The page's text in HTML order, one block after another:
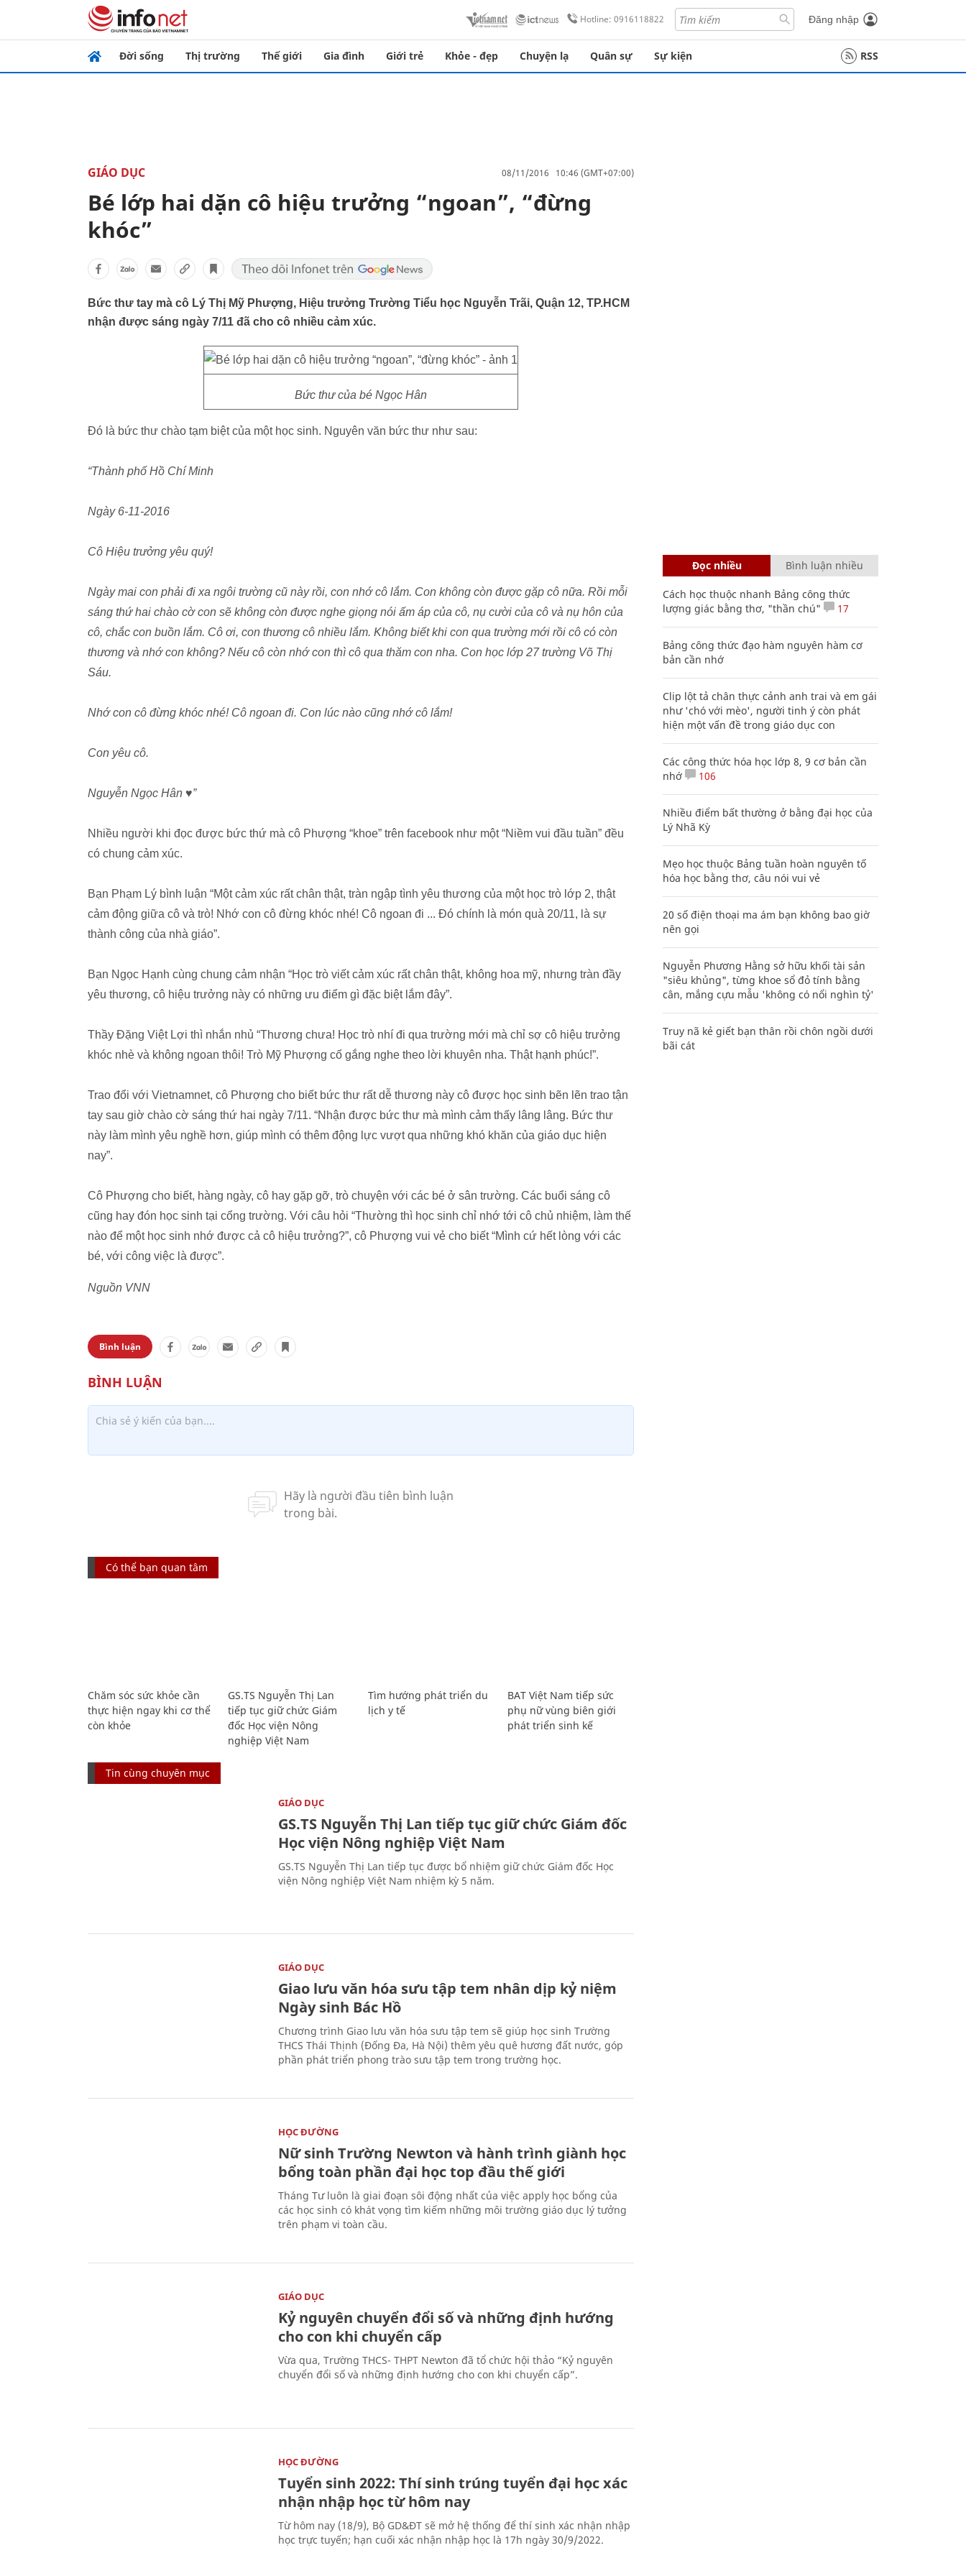
Hotline: 0916118822 Đăng nhập
Đời sống Thị trường Thế giới Gia đình Giới trẻ Khỏe - đẹp Chuyện lạ Quân sự Sự kiện RSS
GIÁO DỤC 08/11/2016 10:46 (GMT+07:00)
Bé lớp hai dặn cô hiệu trưởng “ngoan”, “đừng
khóc”
Bức thư tay mà cô Lý Thị Mỹ Phượng, Hiệu trưởng Trường Tiểu học Nguyễn Trãi, Quận 12, TP.HCM
nhận được sáng ngày 7/11 đã cho cô nhiều cảm xúc.
Bức thư của bé Ngọc Hân
Đó là bức thư chào tạm biệt của một học sinh. Nguyên văn bức thư như sau:
“Thành phố Hồ Chí Minh
Ngày 6-11-2016
Cô Hiệu trưởng yêu quý!
Ngày mai con phải đi xa ngôi trường cũ này rồi, con nhớ cô lắm. Con không còn được gặp cô nữa. Rồi mỗi
sáng thứ hai chào cờ con sẽ không còn được nghe giọng nói ấm áp của cô, nụ cười của cô và nụ hôn của
cô, chắc con buồn lắm. Cô ơi, con thương cô nhiều lắm. Không biết khi con qua trường mới rồi cô có còn
thương và nhớ con không? Nếu cô còn nhớ con thì cô qua thăm con nha. Con học lớp 27 trường Võ Thị
Sáu.
Nhớ con cô đừng khóc nhé! Cô ngoan đi. Con lúc nào cũng nhớ cô lắm!
Con yêu cô.
Nguyễn Ngọc Hân ♥”
Nhiều người khi đọc được bức thứ mà cô Phượng “khoe” trên facebook như một “Niềm vui đầu tuần” đều
có chung cảm xúc.
Bạn Phạm Lý bình luận “Một cảm xúc rất chân thật, tràn ngập tình yêu thương của một học trò lớp 2, thật
cảm động giữa cô và trò! Nhớ con cô đừng khóc nhé! Cô ngoan đi ... Đó chính là món quà 20/11, là sự
thành công của nhà giáo”.
Bạn Ngọc Hạnh cùng chung cảm nhận “Học trò viết cảm xúc rất chân thật, không hoa mỹ, nhưng tràn đầy
yêu thương, cô hiệu trưởng này có những ưu điểm gì đặc biệt lắm đây”.
Thầy Đặng Việt Lợi thì nhắn nhủ “Thương chưa! Học trò nhí đi qua trường mới mà chỉ sợ cô hiệu trưởng
khóc nhè và không ngoan thôi! Trò Mỹ Phượng cố gắng nghe theo lời khuyên nha. Thật hạnh phúc!”.
Trao đổi với Vietnamnet, cô Phượng cho biết bức thư rất dễ thương này cô được học sinh bẽn lẽn trao tận
tay sau giờ chào cờ sáng thứ hai ngày 7/11. “Nhận được bức thư mà mình cảm thấy lâng lâng. Bức thư
này làm mình yêu nghề hơn, giúp mình có thêm động lực vượt qua những khó khăn của giáo dục hiện
nay”.
Cô Phượng cho biết, hàng ngày, cô hay gặp gỡ, trò chuyện với các bé ở sân trường. Các buổi sáng cô
cũng hay đón học sinh tại cổng trường. Với câu hỏi “Thường thì học sinh chỉ nhớ tới cô chủ nhiệm, làm thế
nào để một học sinh nhớ được cả cô hiệu trưởng?”, cô Phượng vui vẻ cho biết “Mình cứ hết lòng với các
bé, với công việc là được”.
Nguồn VNN
Bình luận
Có thể bạn quan tâm
Chăm sóc sức khỏe cần
thực hiện ngay khi cơ thể
còn khỏe
GS.TS Nguyễn Thị Lan
tiếp tục giữ chức Giám
đốc Học viện Nông
nghiệp Việt Nam
Tìm hướng phát triển du
lịch y tế
BAT Việt Nam tiếp sức
phụ nữ vùng biên giới
phát triển sinh kế
Tin cùng chuyên mục
GIÁO DỤC
GS.TS Nguyễn Thị Lan tiếp tục giữ chức Giám đốc
Học viện Nông nghiệp Việt Nam
GS.TS Nguyễn Thị Lan tiếp tục được bổ nhiệm giữ chức Giám đốc Học
viện Nông nghiệp Việt Nam nhiệm kỳ 5 năm.
GIÁO DỤC
Giao lưu văn hóa sưu tập tem nhân dịp kỷ niệm
Ngày sinh Bác Hồ
Chương trình Giao lưu văn hóa sưu tập tem sẽ giúp học sinh Trường
THCS Thái Thịnh (Đống Đa, Hà Nội) thêm yêu quê hương đất nước, góp
phần phát triển phong trào sưu tập tem trong trường học.
HỌC ĐƯỜNG
Nữ sinh Trường Newton và hành trình giành học
bổng toàn phần đại học top đầu thế giới
Tháng Tư luôn là giai đoạn sôi động nhất của việc apply học bổng của
các học sinh có khát vọng tìm kiếm những môi trường giáo dục lý tưởng
trên phạm vi toàn cầu.
GIÁO DỤC
Kỷ nguyên chuyển đổi số và những định hướng
cho con khi chuyển cấp
Vừa qua, Trường THCS- THPT Newton đã tổ chức hội thảo “Kỷ nguyên
chuyển đổi số và những định hướng cho con khi chuyển cấp”.
HỌC ĐƯỜNG
Tuyển sinh 2022: Thí sinh trúng tuyển đại học xác
nhận nhập học từ hôm nay
Từ hôm nay (18/9), Bộ GD&ĐT sẽ mở hệ thống để thí sinh xác nhận nhập
học trực tuyến; hạn cuối xác nhận nhập học là 17h ngày 30/9/2022.
Đọc nhiều Bình luận nhiều
Cách học thuộc nhanh Bảng công thức
lượng giác bằng thơ, "thần chú"
17
Bảng công thức đạo hàm nguyên hàm cơ
bản cần nhớ
Clip lột tả chân thực cảnh anh trai và em gái
như 'chó với mèo', người tinh ý còn phát
hiện một vấn đề trong giáo dục con
Các công thức hóa học lớp 8, 9 cơ bản cần
nhớ
106
Nhiều điểm bất thường ở bằng đại học của
Lý Nhã Kỳ
Mẹo học thuộc Bảng tuần hoàn nguyên tố
hóa học bằng thơ, câu nói vui vẻ
20 số điện thoại ma ám bạn không bao giờ
nên gọi
Nguyễn Phương Hằng sở hữu khối tài sản
"siêu khủng", từng khoe sổ đỏ tính bằng
cân, mắng cựu mẫu 'không có nổi nghìn tỷ'
Truy nã kẻ giết bạn thân rồi chôn ngồi dưới
bãi cát